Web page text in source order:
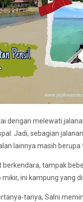
dengan melewati
Jadi, sebagian
lainnya masih berupa
tampak
ini kampung yang
tanya, Salni